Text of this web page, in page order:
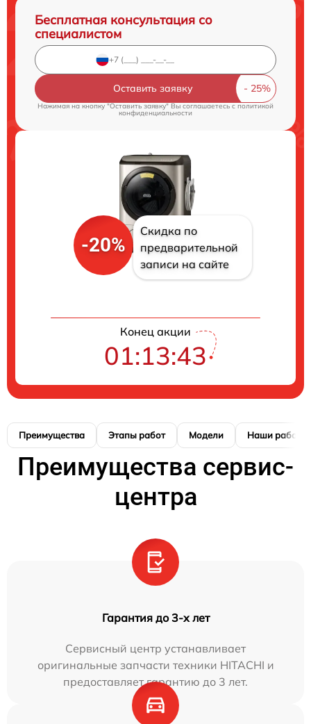
Бесплатная консультация со
специалистом
Оставить заявку
Нажимая на кнопку "Оставить заявку" Вы соглашаетесь cполитикой
конфиденциальности
-20%
Скидка по
предварительной
записи на сайте
Конец акции
01:13:42
Преимущества Этапы работ Модели Наши работы
Преимущества сервис-
центра
Гарантия до 3-х лет
Сервисный центр устанавливает
оригинальные запчасти техники HITACHI и
предоставляет гарантию до 3 лет.